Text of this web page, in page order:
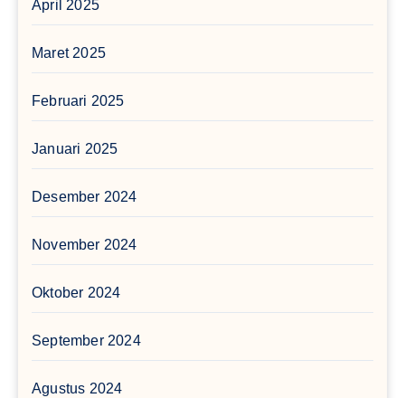
April 2025
Maret 2025
Februari 2025
Januari 2025
Desember 2024
November 2024
Oktober 2024
September 2024
Agustus 2024